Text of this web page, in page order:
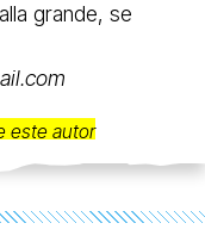
grande, se
este autor